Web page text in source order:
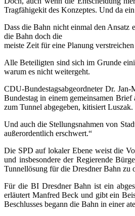
Tragfähigekit des Konzeptes. Und da
Dass die Bahn nicht einmal den Ansatz
die Bahn doch die
meiste Zeit für eine Planung verstreichen
Alle Beteiligten sind sich im Grunde
warum es nicht weitergeht.
CDU-Bundestagsabgeordneter Dr.
Bundestag in einem gemeinsamen
zum Tunnel abgegeben, kitisiert Luszak.
Und auch die Stellungsnahmen von
außerordentlich erschwert.“
Die SPD auf lokaler Ebene weist die
und insbesondere der Regierende
Tunnellösung für die Dresdner Bahn zu
Für die BI Dresdner Bahn ist ein
erläutert Manfred Beck und gibt ein
Beschlusses begann die Bahn in einer